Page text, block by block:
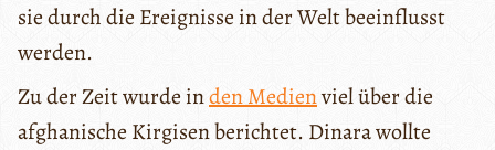
sie durch die Ereignisse in der Welt beeinflusst
werden.
Zu der Zeit wurde inden Medienviel über die
afghanische Kirgisen berichtet. Dinara wollte